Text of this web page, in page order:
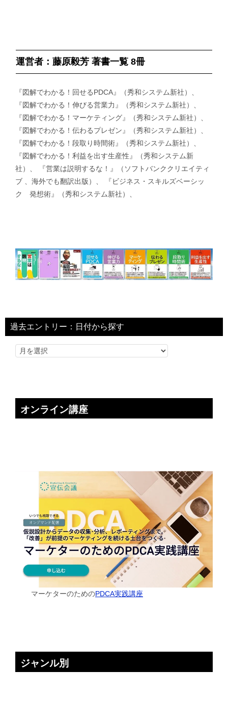
運営者：藤原毅芳 著書一覧 8冊
『図解でわかる！回せるPDCA』（秀和システム新社）、
『図解でわかる！伸びる営業力』（秀和システム新社）、
『図解でわかる！マーケティング』（秀和システム新社）、
『図解でわかる！伝わるプレゼン』（秀和システム新社）、
『図解でわかる！段取り時間術』（秀和システム新社）、
『図解でわかる！利益を出す生産性』（秀和システム新
社）、 『営業は説明するな！』（ソフトバンククリエイティ
ブ 、海外でも翻訳出版）、 『ビジネス・スキルズベーシッ
ク 発想術』（秀和システム新社）、
過去エントリー：日付から探す
オンライン講座
マーケターのためのPDCA実践講座
ジャンル別